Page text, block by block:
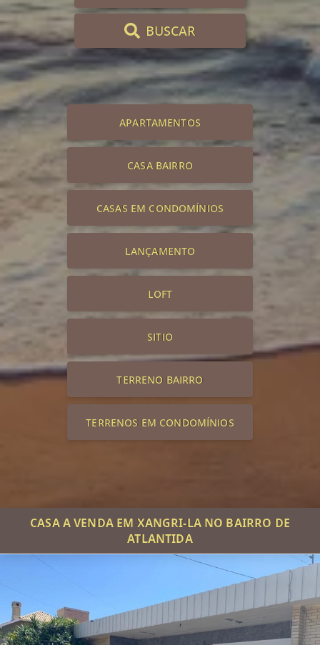
BUSCAR
APARTAMENTOS
CASA BAIRRO
CASAS EM CONDOMÍNIOS
LANÇAMENTO
LOFT
SITIO
TERRENO BAIRRO
TERRENOS EM CONDOMÍNIOS
CASA A VENDA EM XANGRI-LA NO BAIRRO DE
ATLANTIDA